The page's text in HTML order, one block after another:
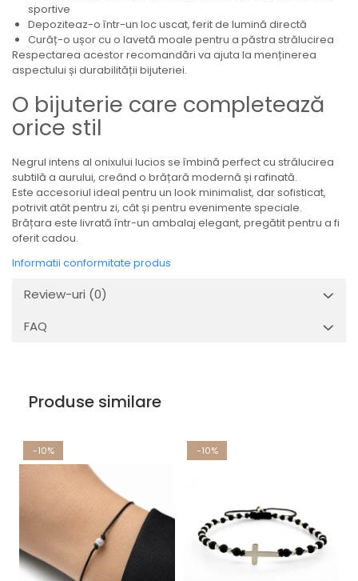
sportive
Depoziteaz-o într-un loc uscat, ferit de lumină directă
Curăț-o ușor cu o lavetă moale pentru a păstra strălucirea
Respectarea acestor recomandări va ajuta la menținerea
aspectului și durabilității bijuteriei.
O bijuterie care completează
orice stil
Negrul intens al onixului lucios se îmbină perfect cu strălucirea
subtilă a aurului, creând o brățară modernă și rafinată.
Este accesoriul ideal pentru un look minimalist, dar sofisticat,
potrivit atât pentru zi, cât și pentru evenimente speciale.
Brățara este livrată într-un ambalaj elegant, pregătit pentru a fi
oferit cadou.
Informatii conformitate produs
Review-uri (0)
FAQ
Produse similare
-10% -10%